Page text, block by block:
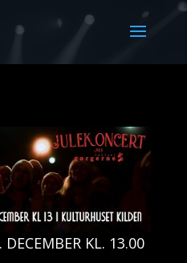
DECEMBER KL. 13.00